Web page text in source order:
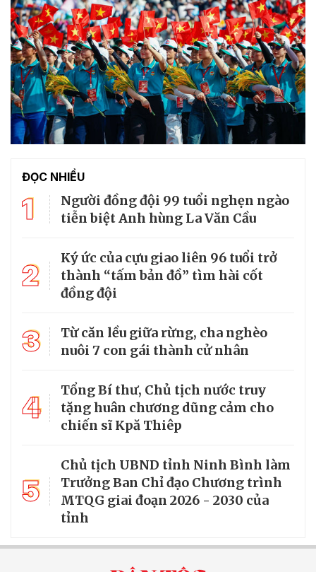
ĐỌC NHIỀU
1
Người đồng đội 99 tuổi nghẹn ngào
tiễn biệt Anh hùng La Văn Cầu
2
Ký ức của cựu giao liên 96 tuổi trở
thành “tấm bản đồ” tìm hài cốt
đồng đội
3
Từ căn lều giữa rừng, cha nghèo
nuôi 7 con gái thành cử nhân
4
Tổng Bí thư, Chủ tịch nước truy
tặng huân chương dũng cảm cho
chiến sĩ Kpă Thiêp
5
Chủ tịch UBND tỉnh Ninh Bình làm
Trưởng Ban Chỉ đạo Chương trình
MTQG giai đoạn 2026 - 2030 của
tỉnh